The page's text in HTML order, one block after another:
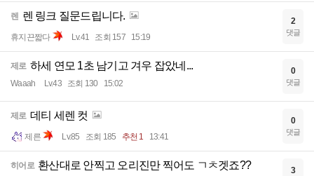
렌 렌 링크 질문드립니다.
휴지끈짧다 Lv.41 조회 157 15:19
2
댓글
제로 하세 연모 1초 남기고 겨우 잡았네...
Waaah Lv.43 조회 130 15:02
0
댓글
제로 데티 세렌 컷
제른 Lv.85 조회 185 추천 1 13:41
0
댓글
히어로 환산대로 안찍고 오리진만 찍어도 ㄱㅊ겟죠?? 3